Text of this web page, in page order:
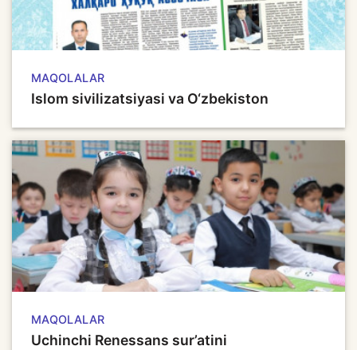
MAQOLALAR
Islom sivilizatsiyasi va O‘zbekiston
MAQOLALAR
Uchinchi Renessans sur’atini